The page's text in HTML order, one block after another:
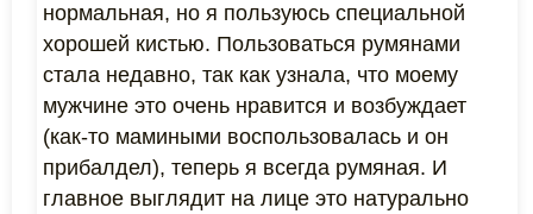
нормальная, но я пользуюсь специальной
хорошей кистью. Пользоваться румянами
стала недавно, так как узнала, что моему
мужчине это очень нравится и возбуждает
(как-то мамиными воспользовалась и он
прибалдел), теперь я всегда румяная. И
главное выглядит на лице это натурально